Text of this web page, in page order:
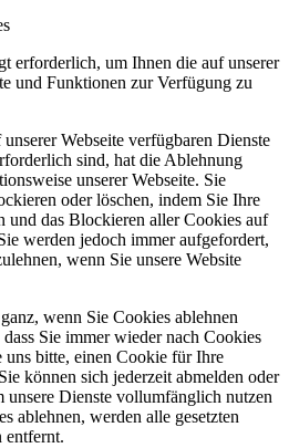
erforderlich, um Ihnen die auf unserer
und Funktionen zur Verfügung zu
Webseite verfügbaren Dienste
sind, hat die Ablehnung
unserer Webseite. Sie
oder löschen, indem Sie Ihre
und das Blockieren aller Cookies auf
werden jedoch immer aufgefordert,
wenn Sie unsere Website
wenn Sie Cookies ablehnen
Sie immer wieder nach Cookies
uns bitte, einen Cookie für Ihre
können sich jederzeit abmelden oder
unsere Dienste vollumfänglich nutzen
ablehnen, werden alle gesetzten
entfernt.